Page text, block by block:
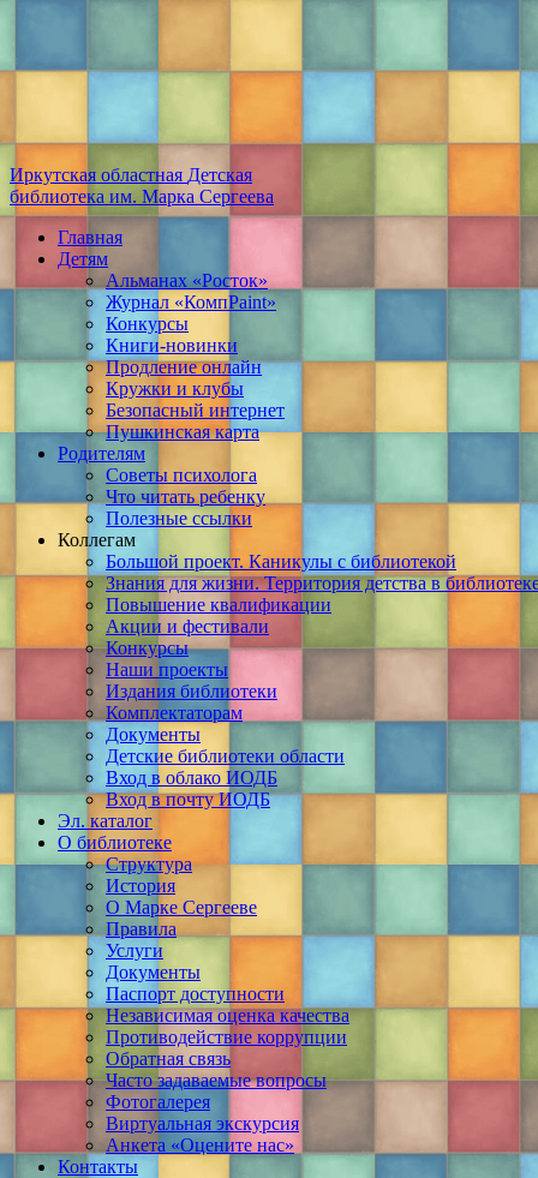
Иркутская областная Детская
библиотека им. Марка Сергеева
Главная
Детям
Альманах «Росток»
Журнал «КомпPaint»
Конкурсы
Книги-новинки
Продление онлайн
Кружки и клубы
Безопасный интернет
Пушкинская карта
Родителям
Советы психолога
Что читать ребенку
Полезные ссылки
Коллегам
Большой проект. Каникулы с библиотекой
Знания для жизни. Территория детства в
Повышение квалификации
Акции и фестивали
Конкурсы
Наши проекты
Издания библиотеки
Комплектаторам
Документы
Детские библиотеки области
Вход в облако ИОДБ
Вход в почту ИОДБ
Эл. каталог
О библиотеке
Структура
История
О Марке Сергееве
Правила
Услуги
Документы
Паспорт доступности
Независимая оценка качества
Противодействие коррупции
Обратная связь
Часто задаваемые вопросы
Фотогалерея
Виртуальная экскурсия
Анкета «Оцените нас»
Контакты